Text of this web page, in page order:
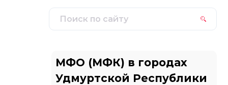
МФО (МФК) в городах
Удмуртской Республики